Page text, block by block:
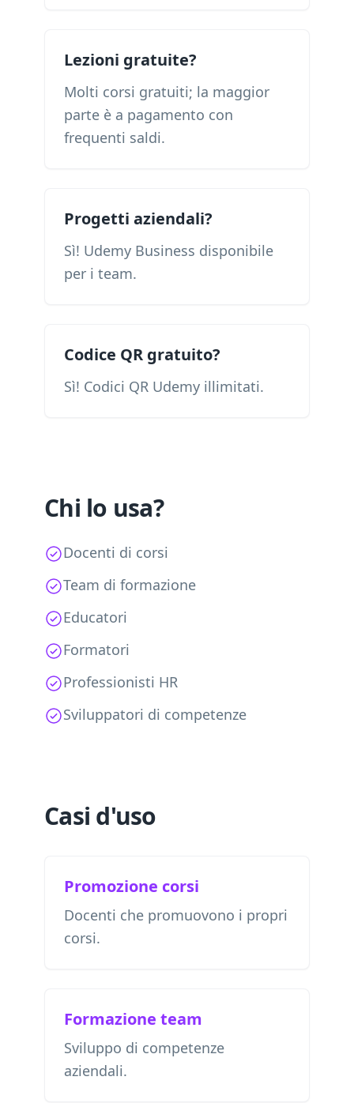
Lezioni gratuite?
Molti corsi gratuiti; la maggior
parte è a pagamento con
frequenti saldi.
Progetti aziendali?
Sì! Udemy Business disponibile
per i team.
Codice QR gratuito?
Sì! Codici QR Udemy illimitati.
Chi lo usa?
Docenti di corsi
Team di formazione
Educatori
Formatori
Professionisti HR
Sviluppatori di competenze
Casi d'uso
Promozione corsi
Docenti che promuovono i propri
corsi.
Formazione team
Sviluppo di competenze
aziendali.